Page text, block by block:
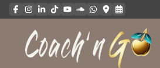
contenu